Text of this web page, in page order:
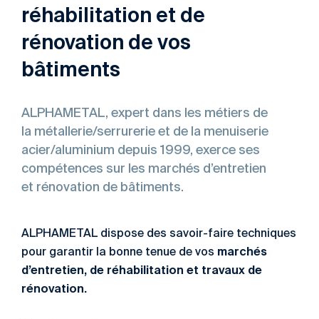
réhabilitation et de
rénovation de vos
bâtiments
ALPHAMETAL, expert dans les métiers de
la métallerie/serrurerie et de la menuiserie
acier/aluminium depuis 1999, exerce ses
compétences sur les marchés d’entretien
et rénovation de bâtiments.
ALPHAMETAL dispose des savoir-faire techniques
pour garantir la bonne tenue de vos marchés
d’entretien, de réhabilitation et travaux de
rénovation.